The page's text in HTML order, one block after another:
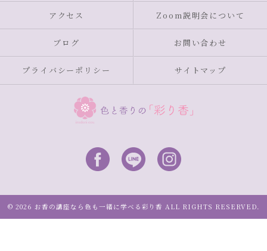
アクセス Zoom説明会について
ブログ お問い合わせ
プライバシーポリシー サイトマップ
© 2026 お香の講座なら色も一緒に学べる彩り香 ALL RIGHTS RESERVED.